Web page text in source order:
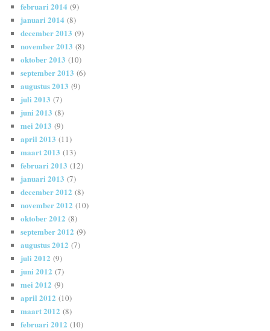
februari 2014 (9)
januari 2014 (8)
december 2013 (9)
november 2013 (8)
oktober 2013 (10)
september 2013 (6)
augustus 2013 (9)
juli 2013 (7)
juni 2013 (8)
mei 2013 (9)
april 2013 (11)
maart 2013 (13)
februari 2013 (12)
januari 2013 (7)
december 2012 (8)
november 2012 (10)
oktober 2012 (8)
september 2012 (9)
augustus 2012 (7)
juli 2012 (9)
juni 2012 (7)
mei 2012 (9)
april 2012 (10)
maart 2012 (8)
februari 2012 (10)